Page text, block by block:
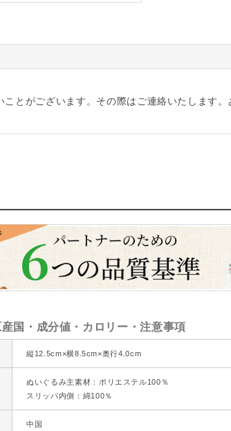
とがございます。その際はご連絡いたします。
国・成分値・カロリー・注意事項
縦12.5cm×横8.5cm×奥行4.0cm
ぬいぐるみ主素材：ポリエステル100％
スリッパ内側：綿100％
中国